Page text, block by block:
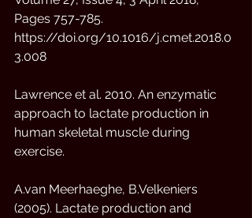
Pages 757-785.
https://doi.org/10.1016/j.cmet.2018.0
3.008
Lawrence et al. 2010. An enzymatic
approach to lactate production in
human skeletal muscle during
exercise.
A.van Meerhaeghe, B.Velkeniers
(2005). Lactate production and